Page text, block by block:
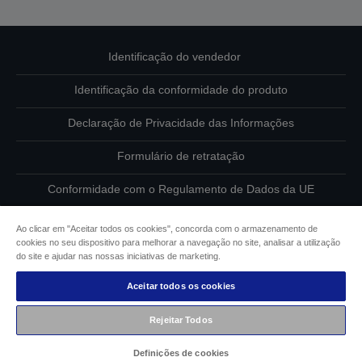
Identificação do vendedor
Identificação da conformidade do produto
Declaração de Privacidade das Informações
Formulário de retratação
Conformidade com o Regulamento de Dados da UE
Informações sobre cookies
Compromisso da Epson para com a acessibilidade
Copyright © 2026 Seiko Epson
Ao clicar em "Aceitar todos os cookies", concorda com o armazenamento de
cookies no seu dispositivo para melhorar a navegação no site, analisar a utilização
do site e ajudar nas nossas iniciativas de marketing.
Aceitar todos os cookies
Rejeitar Todos
Definições de cookies